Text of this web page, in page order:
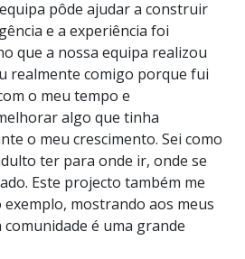
pôde ajudar a construir
e a experiência foi
que a nossa equipa realizou
realmente comigo porque fui
o meu tempo e
algo que tinha
o meu crescimento. Sei como
ter para onde ir, onde se
Este projecto também me
mostrando aos meus
é uma grande